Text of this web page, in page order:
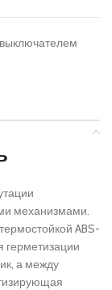
механизмами.
ABS-
герметизации
а между